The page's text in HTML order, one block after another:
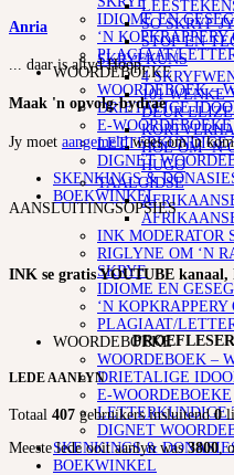
IDIOME EN
‘N
PLAGIAAT/
WOORDEBOEKE
WOORDEBOEK –
DRIETALIGE
E-WOORDEBOEKE
LETTERKUNDIGE
DIGNET
SKENKINGS &
BOEKWINKEL
SO SKRYF
STOF EN
SKRYFKUNS
4
101 WENKE
DEUR
HOE OM ‘N
HUGO
TAALGIDSE
INK MODERATOR
RIGLYNE OM ‘N
SKRYF
IDIOME EN
‘N
PLAGIAAT/
WOORDEBOEKE
WOORDEBOEK –
DRIETALIGE
E-WOORDEBOEKE
LETTERKUNDIGE
DIGNET
SKENKINGS &
BOEKWINKEL
Anria
... daar is altyd Hoop.
Maak 'n opvolg-bydrae
Jy moet aangemeldwees om 'n
AANSLUITINGSOPSIES
INK se gratis YOUTUBE kanaal,
PROEFLESER
LEDE AANLYN
Totaal 407 gebruikers insluitend0
Meeste lede ooit aanlyn was3800,